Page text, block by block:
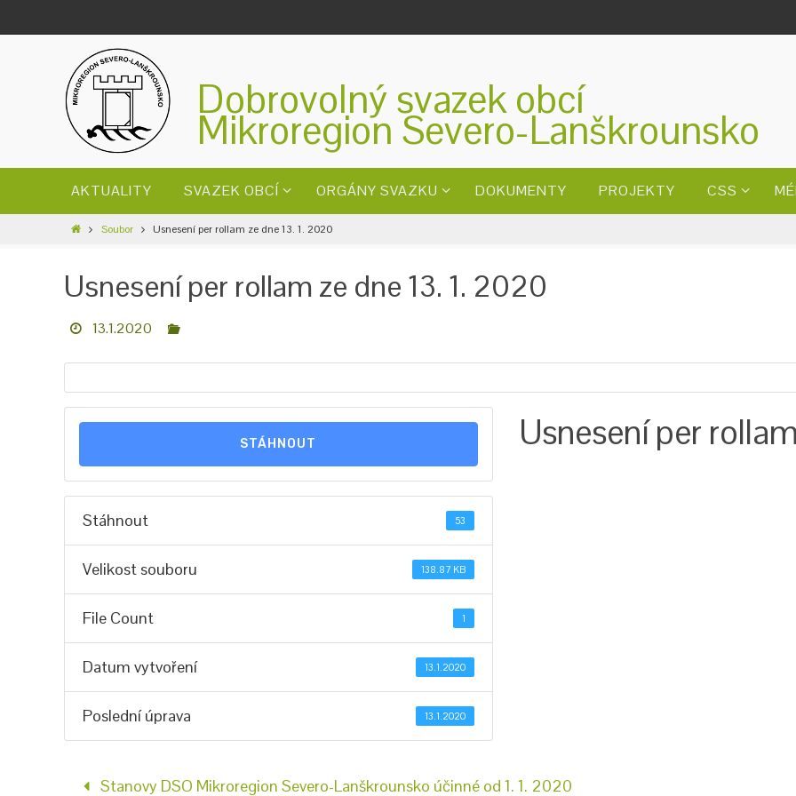
Dobrovolný svazek obcí
Mikroregion Severo-Lanškrounsko
AKTUALITY SVAZEK OBCÍ ORGÁNY SVAZKU DOKUMENTY PROJEKTY CSS
Soubor Usnesení per rollam ze dne 13. 1. 2020
Usnesení per rollam ze dne 13. 1. 2020
13.1.2020
STÁHNOUT
Stáhnout 53
Velikost souboru 138.87 KB
File Count 1
Datum vytvoření 13.1.2020
Poslední úprava 13.1.2020
Usnesení per
Stanovy DSO Mikroregion Severo-Lanškrounsko účinné od 1. 1. 2020